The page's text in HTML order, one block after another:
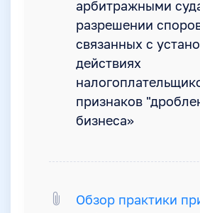
арбитражными
разрешении
связанных с
действиях
признаков
бизнеса»
Обзор практики